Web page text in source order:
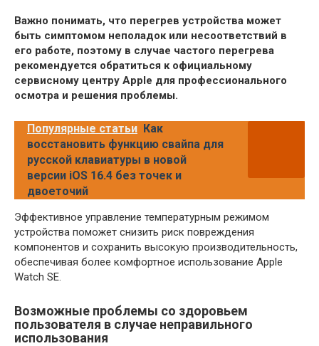
Важно понимать, что перегрев устройства может
быть симптомом неполадок или несоответствий в
его работе, поэтому в случае частого перегрева
рекомендуется обратиться к официальному
сервисному центру Apple для профессионального
осмотра и решения проблемы.
Популярные статьи Как
восстановить функцию свайпа для
русской клавиатуры в новой
версии iOS 16.4 без точек и
двоеточий
Эффективное управление температурным режимом
устройства поможет снизить риск повреждения
компонентов и сохранить высокую производительность,
обеспечивая более комфортное использование Apple
Watch SE.
Возможные проблемы со здоровьем
пользователя в случае неправильного
использования